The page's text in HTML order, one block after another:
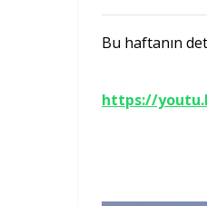
Bu haftanın
https://